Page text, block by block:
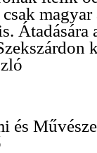
Átadására
és